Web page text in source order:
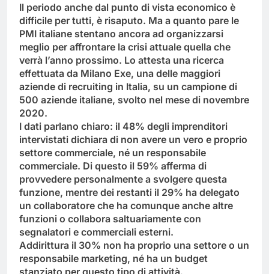
Il periodo anche dal punto di vista economico è
difficile per tutti, è risaputo. Ma a quanto pare le
PMI italiane stentano ancora ad organizzarsi
meglio per affrontare la crisi attuale quella che
verrà l’anno prossimo. Lo attesta una ricerca
effettuata da Milano Exe, una delle maggiori
aziende di recruiting in Italia, su un campione di
500 aziende italiane, svolto nel mese di novembre
2020.
I dati parlano chiaro: il 48% degli imprenditori
intervistati dichiara di non avere un vero e proprio
settore commerciale, né un responsabile
commerciale. Di questo il 59% afferma di
provvedere personalmente a svolgere questa
funzione, mentre dei restanti il 29% ha delegato
un collaboratore che ha comunque anche altre
funzioni o collabora saltuariamente con
segnalatori e commerciali esterni.
Addirittura il 30% non ha proprio una settore o un
responsabile marketing, né ha un budget
stanziato per questo tipo di attività.